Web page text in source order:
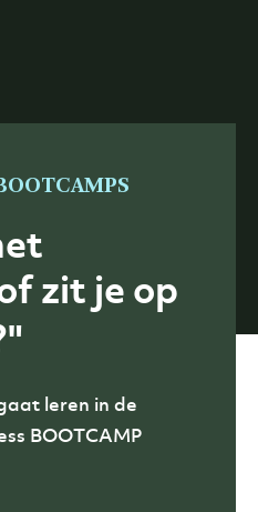
zit je op
leren in de
BOOTCAMP